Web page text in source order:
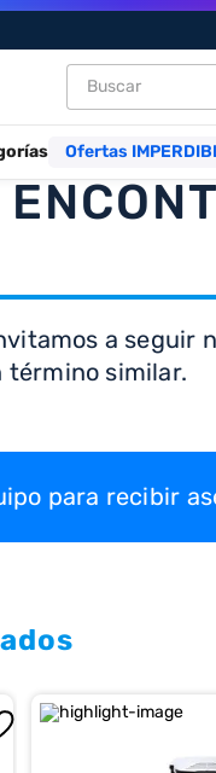
Buscar
Ofertas
a seguir
término similar.
para recibir
TÉRMINOS
1. heladeras
2. aires
4. cocinas
5 microondas
6